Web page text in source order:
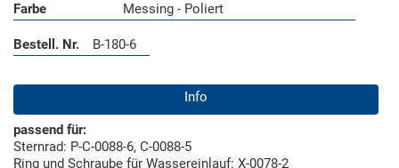
Farbe
Messing - Poliert
Bestell. Nr. B-180-6
Info
passend für:
Sternrad: P-C-0088-6, C-0088-5
Ring und Schraube für Wassereinlauf: X-0078-2